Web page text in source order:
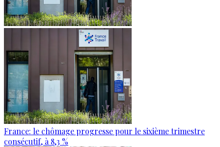
France: le chômage progresse pour le sixième trimestre
consécutif, à 8,3 %